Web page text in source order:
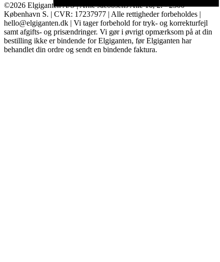
©2026 Elgiganten A/S | Arne Jacobsens Allé 16, 2. - 2300
København S. | CVR: 17237977 | Alle rettigheder forbeholdes |
hello@elgiganten.dk | Vi tager forbehold for tryk- og korrekturfejl
samt afgifts- og prisændringer. Vi gør i øvrigt opmærksom på at din
bestilling ikke er bindende for Elgiganten, før Elgiganten har
behandlet din ordre og sendt en bindende faktura.